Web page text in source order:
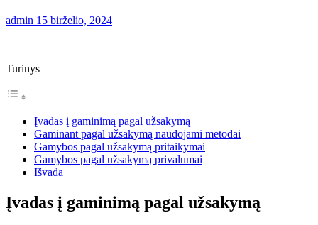
admin 15 birželio, 2024
Turinys
Įvadas į gaminimą pagal užsakymą
Gaminant pagal užsakymą naudojami metodai
Gamybos pagal užsakymą pritaikymai
Gamybos pagal užsakymą privalumai
Išvada
Įvadas į gaminimą pagal užsakymą